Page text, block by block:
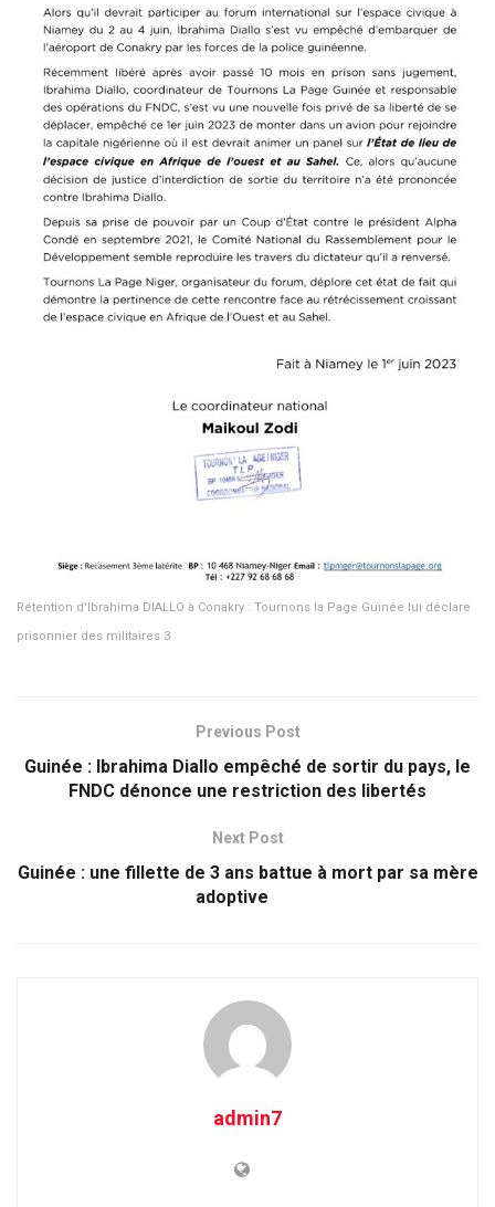
Rétention d'Ibrahima DIALLO à Conakry : Tournons la Page Guinée lui déclare
prisonnier des militaires 3
Previous Post
Guinée : Ibrahima Diallo empêché de sortir du pays, le
FNDC dénonce une restriction des libertés
Next Post
Guinée : une fillette de 3 ans battue à mort par sa mère
adoptive
admin7